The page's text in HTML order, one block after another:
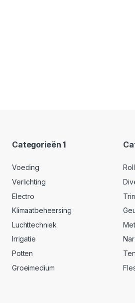
Categorieën 1
Voeding
Verlichting
Electro
Klimaatbeheersing
Luchttechniek
Irrigatie
Potten
Groeimedium